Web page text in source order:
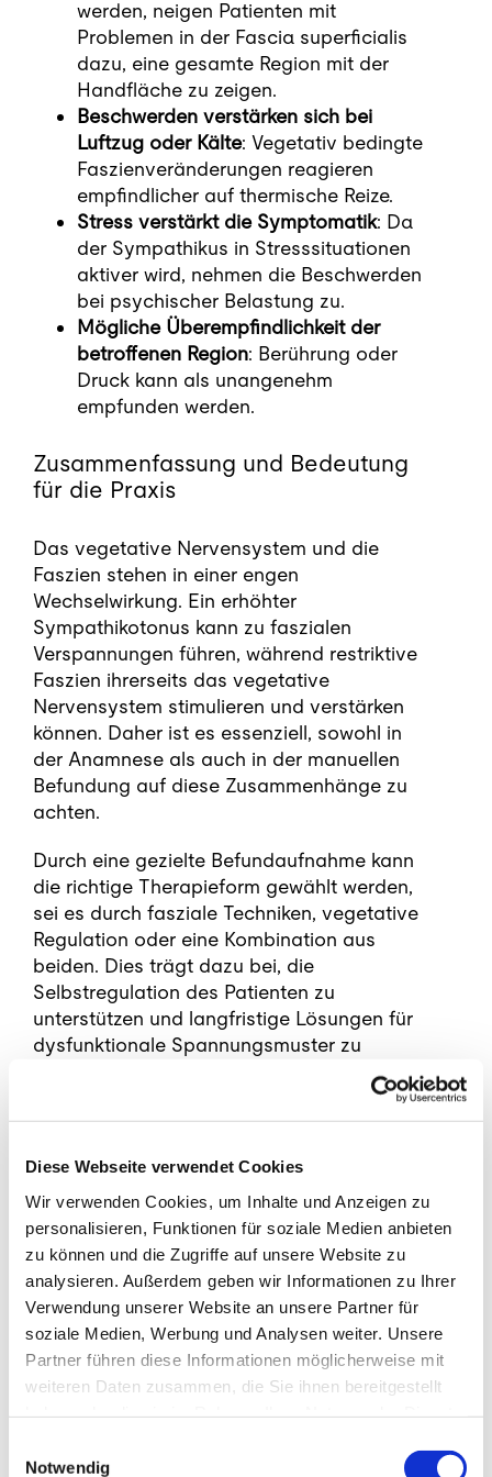
Diese Webseite verwendet Cookies
Wir verwenden Cookies, um Inhalte und Anzeigen zu
personalisieren, Funktionen für soziale Medien anbieten
zu können und die Zugriffe auf unsere Website zu
analysieren. Außerdem geben wir Informationen zu Ihrer
Verwendung unserer Website an unsere Partner für
soziale Medien, Werbung und Analysen weiter. Unsere
Partner führen diese Informationen möglicherweise mit
weiteren Daten zusammen, die Sie ihnen bereitgestellt
Notwendig
werden, neigen Patienten mit
Problemen in der Fascia superficialis
dazu, eine gesamte Region mit der
Handfläche zu zeigen.
Beschwerden verstärken sich bei
Luftzug oder Kälte: Vegetativ bedingte
Faszienveränderungen reagieren
empfindlicher auf thermische Reize.
Stress verstärkt die Symptomatik: Da
der Sympathikus in Stresssituationen
aktiver wird, nehmen die Beschwerden
bei psychischer Belastung zu.
Mögliche Überempfindlichkeit der
betroffenen Region: Berührung oder
Druck kann als unangenehm
empfunden werden.
Zusammenfassung und Bedeutung
für die Praxis
Das vegetative Nervensystem und die
Faszien stehen in einer engen
Wechselwirkung. Ein erhöhter
Sympathikotonus kann zu faszialen
Verspannungen führen, während restriktive
Faszien ihrerseits das vegetative
Nervensystem stimulieren und verstärken
können. Daher ist es essenziell, sowohl in
der Anamnese als auch in der manuellen
Befundung auf diese Zusammenhänge zu
achten.
Durch eine gezielte Befundaufnahme kann
die richtige Therapieform gewählt werden,
sei es durch fasziale Techniken, vegetative
Regulation oder eine Kombination aus
beiden. Dies trägt dazu bei, die
Selbstregulation des Patienten zu
unterstützen und langfristige Lösungen für
dysfunktionale Spannungsmuster zu
Ausblick: Inspektion und Palpation
als nächste Schritte
Nachdem die Anamnese wertvolle
Hinweise auf eine Dysregulation des
Sympathikus und fasziale
Spannungsmuster geliefert hat, folgt der
nächste entscheidende Schritt: die
Inspektion und Palpation. In meinem
nächsten Blog werde ich darauf eingehen,
wie sich vegetative Dysbalancen durch
visuelle und manuelle Techniken weiter